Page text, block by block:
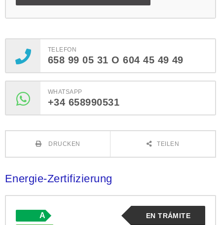
TELEFON
658 99 05 31 O 604 45 49 49
WHATSAPP
+34 658990531
DRUCKEN TEILEN
Energie-Zertifizierung
EN TRÁMITE
A